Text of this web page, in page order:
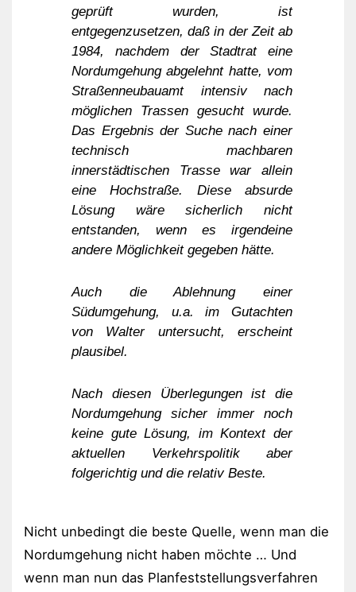
geprüft wurden, ist
entgegenzusetzen, daß in der Zeit ab
1984, nachdem der Stadtrat eine
Nordumgehung abgelehnt hatte, vom
Straßenneubauamt intensiv nach
möglichen Trassen gesucht wurde.
Das Ergebnis der Suche nach einer
technisch machbaren
innerstädtischen Trasse war allein
eine Hochstraße. Diese absurde
Lösung wäre sicherlich nicht
entstanden, wenn es irgendeine
andere Möglichkeit gegeben hätte.
Auch die Ablehnung einer
Südumgehung, u.a. im Gutachten
von Walter untersucht, erscheint
plausibel.
Nach diesen Überlegungen ist die
Nordumgehung sicher immer noch
keine gute Lösung, im Kontext der
aktuellen Verkehrspolitik aber
folgerichtig und die relativ Beste.
Nicht unbedingt die beste Quelle, wenn man die
Nordumgehung nicht haben möchte … Und
wenn man nun das Planfeststellungsverfahren